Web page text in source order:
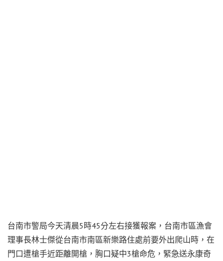
台南市警局今天清晨5時45分左右接獲報案，台南市區漁會
理事長林士傑從台南市南區新樂路住處前要外出爬山時，在
門口遭槍手近距離開槍，胸口疑中3槍命危，緊急送永康奇